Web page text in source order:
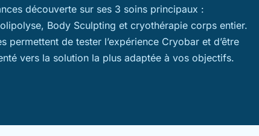
découverte sur ses 3 soins principaux :
Body Sculpting et cryothérapie corps entier.
permettent de tester l’expérience Cryobar et d’être
vers la solution la plus adaptée à vos objectifs.